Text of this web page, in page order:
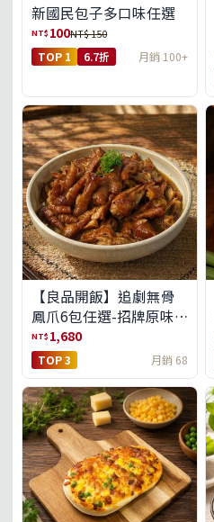
新國民包子多口味任選
NT$ 100NT$ 150
TOP 1 6.7折 月銷 100+
【良品開飯】追劇無骨
鳳爪6包任選-招牌原味/
濃濃蒜香/過癮麻辣(免運
組)
NT$ 1,680
TOP 3 月銷 68